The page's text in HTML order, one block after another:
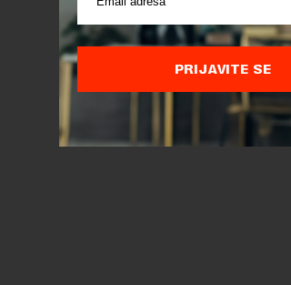
PRIJAVITE SE